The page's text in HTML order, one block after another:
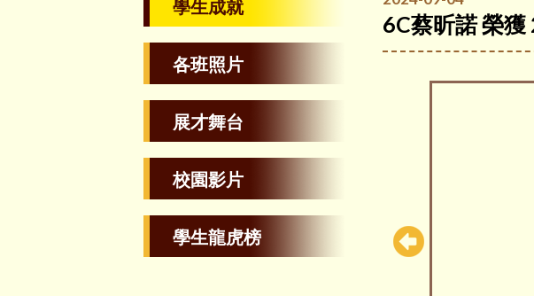
學生成就
各班照片
展才舞台
校園影片
學生龍虎榜
6C蔡昕諾 榮